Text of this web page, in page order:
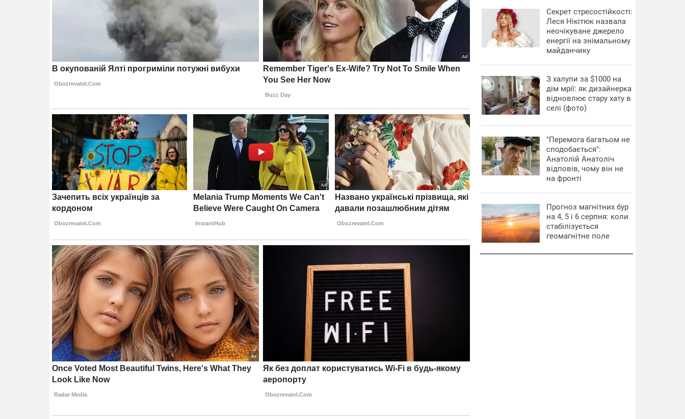
Секрет стресостійкості:
Леся Нікітюк назвала
неочікуване джерело
енергії на знімальному
майданчику
З халупи за $1000 на
дім мрії: як дизайнерка
відновлює стару хату в
селі (фото)
"Перемога багатьом не
сподобається":
Анатолій Анатоліч
відповів, чому він не
на фронті
Прогноз магнітних бур
на 4, 5 і 6 серпня: коли
стабілізується
геомагнітне поле